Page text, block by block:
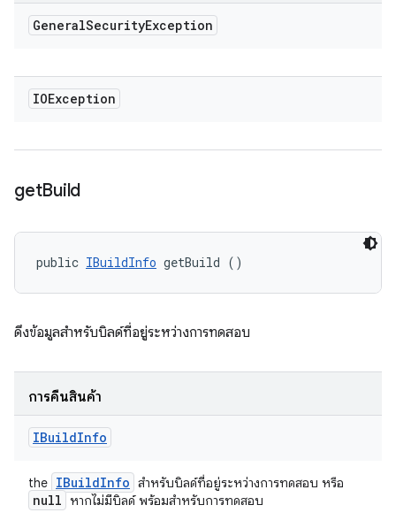
GeneralSecurityException
IOException
getBuild
public IBuildInfo getBuild ()
ดึงข้อมูลสำหรับบิลด์ที่อยู่ระหว่างการทดสอบ
การคืนสินค้า
IBuildInfo
the IBuildInfo สำหรับบิลด์ที่อยู่ระหว่างการทดสอบ หรือ
null หากไม่มีบิลด์ พร้อมสำหรับการทดสอบ